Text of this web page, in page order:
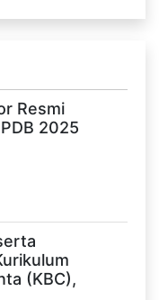
Resmi
2025
(KBC),